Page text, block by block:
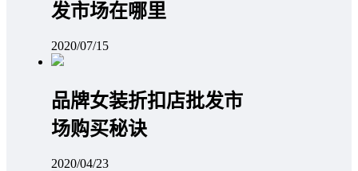
发市场在哪里
2020/07/15
品牌女装折扣店批发市
场购买秘诀
2020/04/23